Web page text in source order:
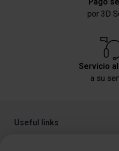
por 3D
Servicio
a su
Useful links